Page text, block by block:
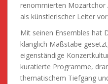
renommierten Mozartchor
als künstlerischer Leiter
Mit seinen Ensembles hat
klanglich Maßstäbe
eigenständige
kuratierte Programme,
thematischem Tiefgang